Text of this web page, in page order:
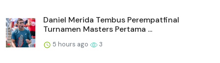
Daniel Merida Tembus Perempatfinal
Turnamen Masters Pertama ...
5 hours ago 3